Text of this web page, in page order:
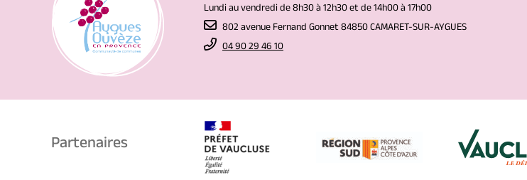
Lundi au vendredi de 8h30 à 12h30 et de 14h00 à 17h00
802 avenue Fernand Gonnet 84850 CAMARET-SUR-AYGUES
04 90 29 46 10
Partenaires